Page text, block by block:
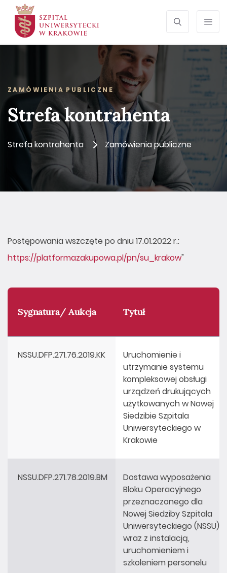
Otwórz
SZUKAJ
ZAMÓWIENIA PUBLICZNE
Strefa kontrahenta
Strefa kontrahenta Zamówienia publiczne
Postępowania wszczęte po dniu 17.01.2022 r.:
https://platformazakupowa.pl/pn/su_krakow"
Sygnatura/ Aukcja Tytuł
NSSU.DFP.271.76.2019.KK
Uruchomienie i
utrzymanie systemu
kompleksowej obsługi
urządzeń drukujących
użytkowanych w Nowej
Siedzibie Szpitala
Uniwersyteckiego w
Krakowie
NSSU.DFP.271.78.2019.BM
Dostawa wyposażenia
Bloku Operacyjnego
przeznaczonego dla
Nowej Siedziby Szpitala
Uniwersyteckiego (NSSU)
wraz z instalacją,
uruchomieniem i
szkoleniem personelu